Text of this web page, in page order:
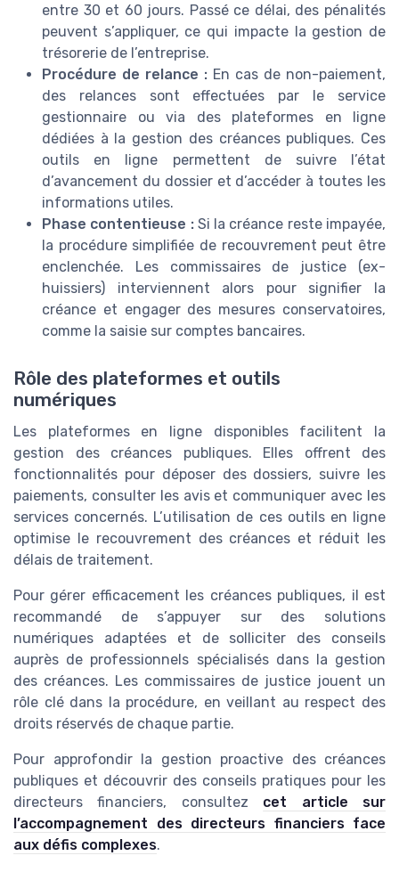
entre 30 et 60 jours. Passé ce délai, des pénalités
peuvent s’appliquer, ce qui impacte la gestion de
trésorerie de l’entreprise.
Procédure de relance : En cas de non-paiement,
des relances sont effectuées par le service
gestionnaire ou via des plateformes en ligne
dédiées à la gestion des créances publiques. Ces
outils en ligne permettent de suivre l’état
d’avancement du dossier et d’accéder à toutes les
informations utiles.
Phase contentieuse :Si la créance reste impayée,
la procédure simplifiée de recouvrement peut être
enclenchée. Les commissaires de justice (ex-
huissiers) interviennent alors pour signifier la
créance et engager des mesures conservatoires,
comme la saisie sur comptes bancaires.
Rôle des plateformes et outils
numériques
Les plateformes en ligne disponibles facilitent la
gestion des créances publiques. Elles offrent des
fonctionnalités pour déposer des dossiers, suivre les
paiements, consulter les avis et communiquer avec les
services concernés. L’utilisation de ces outils en ligne
optimise le recouvrement des créances et réduit les
délais de traitement.
Pour gérer efficacement les créances publiques, il est
recommandé de s’appuyer sur des solutions
numériques adaptées et de solliciter des conseils
auprès de professionnels spécialisés dans la gestion
des créances. Les commissaires de justice jouent un
rôle clé dans la procédure, en veillant au respect des
droits réservés de chaque partie.
Pour approfondir la gestion proactive des créances
publiques et découvrir des conseils pratiques pour les
directeurs financiers, consultez cet article sur
l’accompagnement des directeurs financiers face
aux défis complexes.